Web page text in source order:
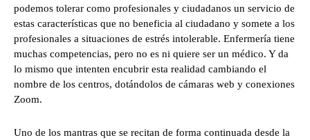
podemos tolerar como profesionales y ciudadanos un servicio de
estas características que no beneficia al ciudadano y somete a los
profesionales a situaciones de estrés intolerable. Enfermería tiene
muchas competencias, pero no es ni quiere ser un médico. Y da
lo mismo que intenten encubrir esta realidad cambiando el
nombre de los centros, dotándolos de cámaras web y conexiones
Zoom.
Uno de los mantras que se recitan de forma continuada desde la